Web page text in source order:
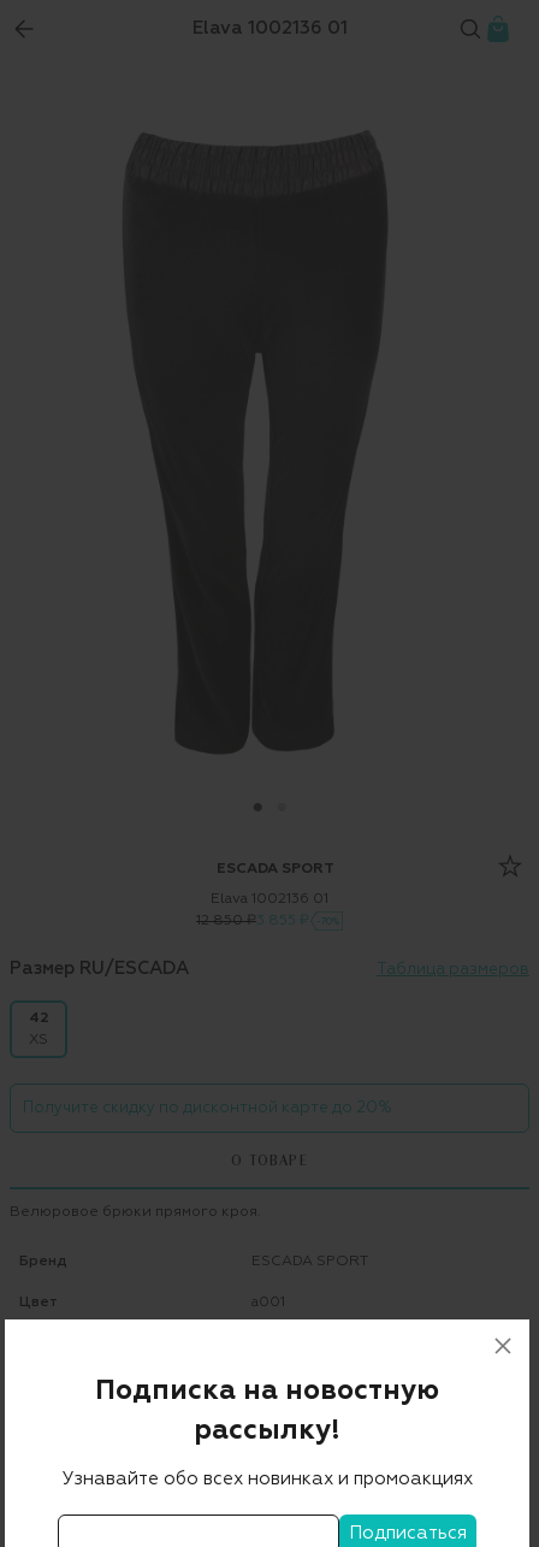
Elava 1002136 01
ESCADA SPORT
Elava 1002136 01
12 850 ₽3 855 ₽ -70%
Размер RU/ESCADA Таблица размеров
42
XS
Получите скидку по дисконтной карте до 20%
О ТОВАРЕ
Велюровое брюки прямого кроя.
Бренд ESCADA SPORT
Цвет a001
Страна дизайна
Португалия
Артикул 5020858
Подписка на новостную
рассылку!
Узнавайте обо всех новинках и промоакциях